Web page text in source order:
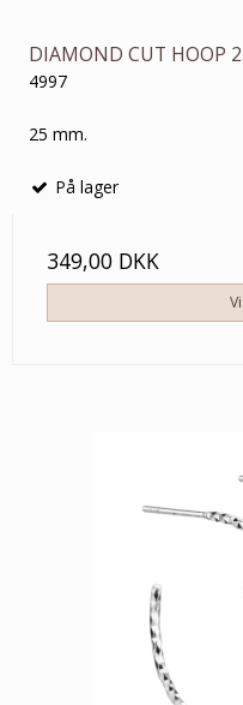
DIAMOND CUT HOOP
4997
25 mm.
På lager
349,00 DKK